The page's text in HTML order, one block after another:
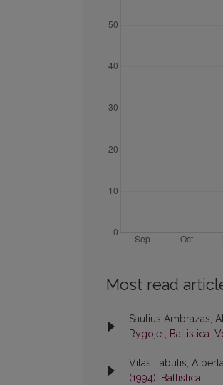
Most read
Saulius Ambrazas,
Rygoje , Baltistica:
Vitas Labutis,
(1994): Baltistica